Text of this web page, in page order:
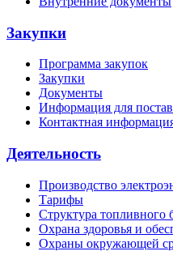
Закупки
Программа закупок
Закупки
Документы
Информация для
Контактная
Деятельность
Производство
Тарифы
Структура топливного
Охрана здоровья и
Охраны окружающей